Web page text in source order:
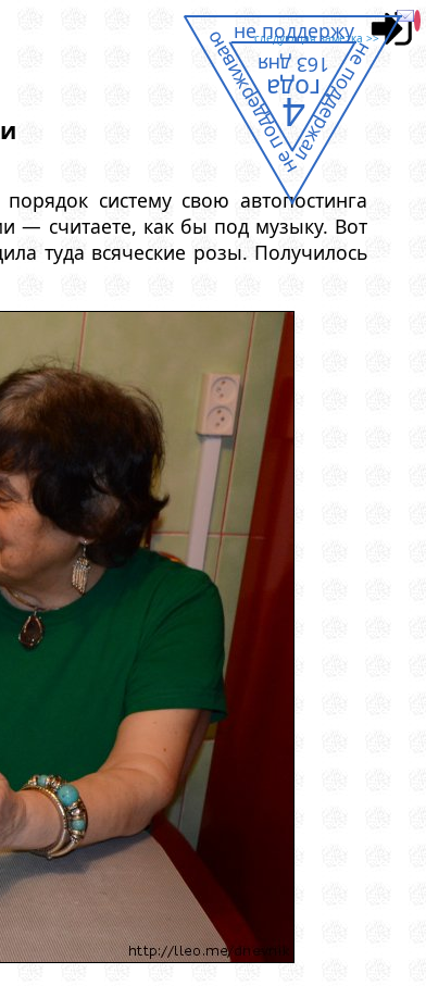
следующая заметка >>
систему свою автопостинга
— считаете, как бы под музыку. Вот
туда всяческие розы. Получилось
не поддержал
не поддерживаю
не поддержу
4
года
163 дня